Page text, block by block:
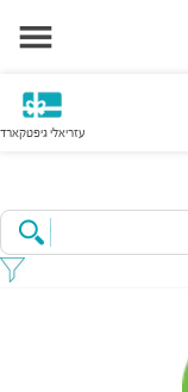
עזריאלי גיפטקארד